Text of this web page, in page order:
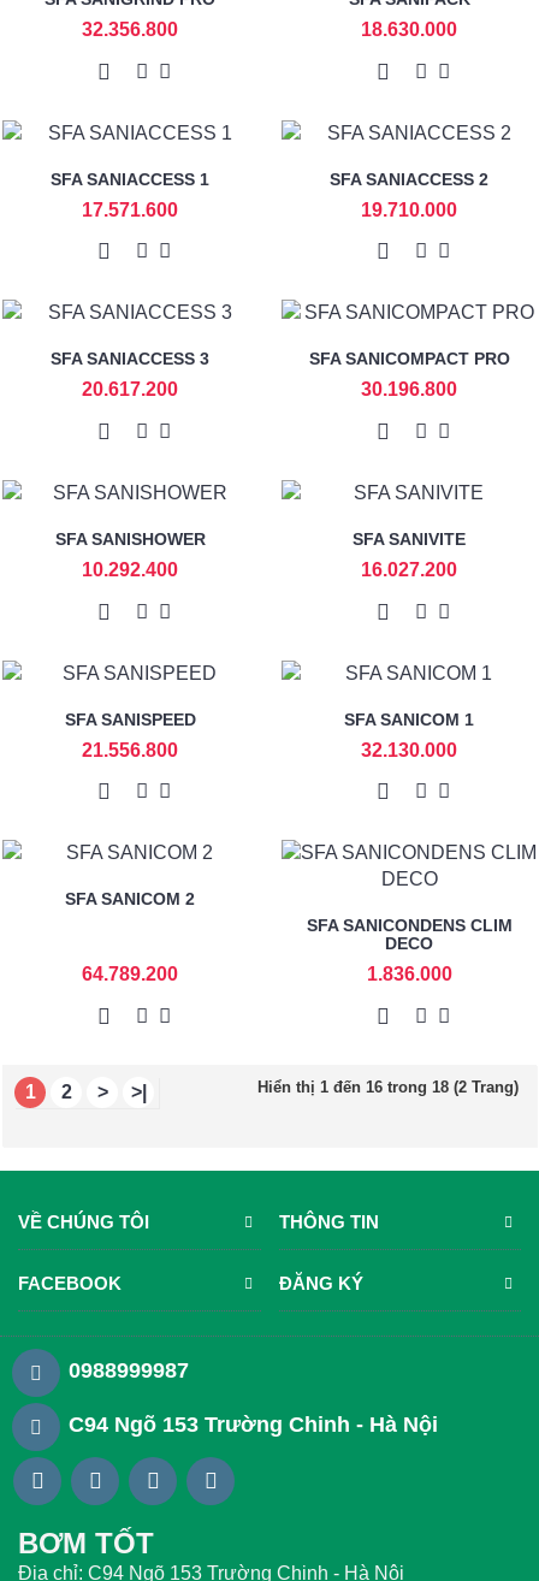
32.356.800 18.630.000
SFA SANIACCESS 1
17.571.600
SFA SANIACCESS 2
19.710.000
SFA SANIACCESS 3
20.617.200
SFA SANICOMPACT PRO
30.196.800
SFA SANISHOWER
10.292.400
SFA SANIVITE
16.027.200
SFA SANISPEED
21.556.800
SFA SANICOM 1
32.130.000
SFA SANICOM 2
64.789.200
SFA SANICONDENS CLIM
DECO
1.836.000
1 2 > >| Hiển thị 1 đến 16 trong 18 (2 Trang)
VỀ CHÚNG TÔI THÔNG TIN
FACEBOOK ĐĂNG KÝ
0988999987
C94 Ngõ 153 Trường Chinh - Hà Nội
BƠM TỐT
Địa chỉ: C94 Ngõ 153 Trường Chinh - Hà Nội